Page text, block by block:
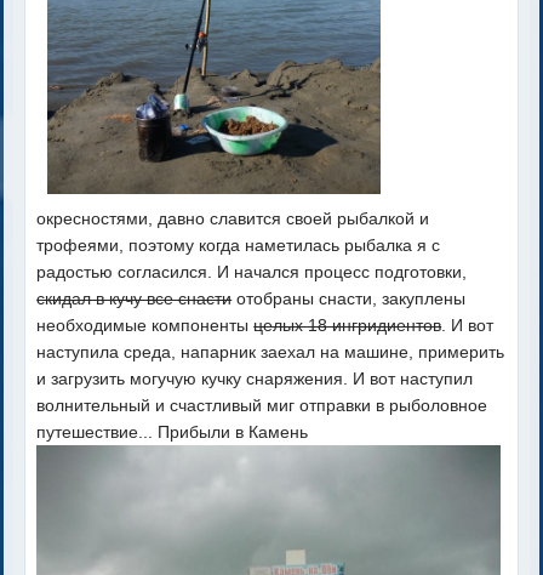
окресностями, давно славится своей рыбалкой и
трофеями, поэтому когда наметилась рыбалка я с
радостью согласился. И начался процесс подготовки,
скидал в кучу все снастиотобраны снасти, закуплены
необходимые компонентыцелых 18 ингридиентов. И вот
наступила среда, напарник заехал на машине, примерить
и загрузить могучую кучку снаряжения. И вот наступил
волнительный и счастливый миг отправки в рыболовное
путешествие... Прибыли в Камень